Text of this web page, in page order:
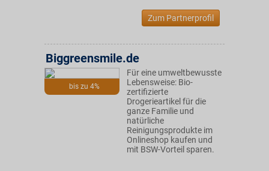
Zum Partnerprofil
bis zu 4%
Biggreensmile.de
Für eine umweltbewusste
Lebensweise: Bio-
zertifizierte
Drogerieartikel für die
ganze Familie und
natürliche
Reinigungsprodukte im
Onlineshop kaufen und
mit BSW-Vorteil sparen.